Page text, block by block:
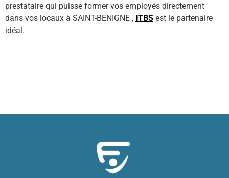
prestataire qui puisse former vos employés directement
dans vos locaux à SAINT-BENIGNE , ITBS est le partenaire
idéal.